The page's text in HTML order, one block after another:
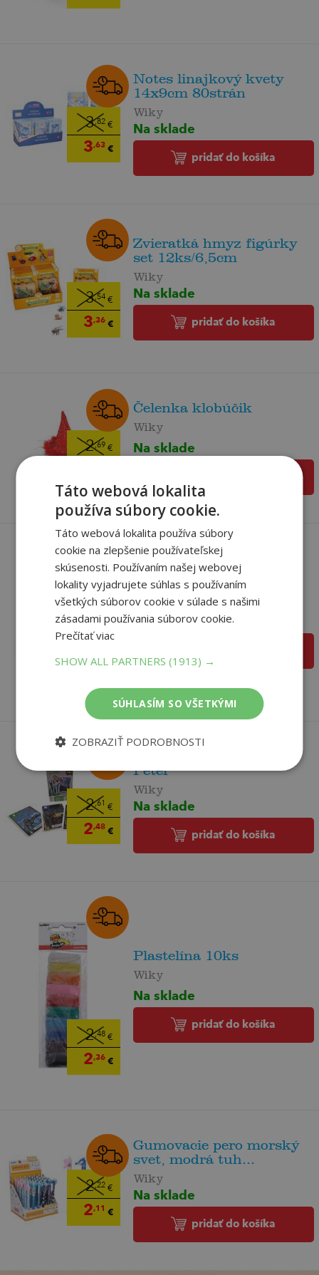
3,82€
3,63€
Notes linajkový kvety
14x9cm 80strán
Wiky
Na sklade
pridať do košíka
3,54€
3,36€
Zvieratká hmyz figúrky
set 12ks/6,5cm
Wiky
Na sklade
pridať do košíka
2,69 €
Čelenka klobúčik
Wiky
Na sklade
2 ,44
Gumička do vlasov
Wiky
Na sklade
2,61 €
2,48€
Peter
Wiky
Na sklade
pridať do košíka
2,48€
2,36€
Plastelína 10ks
Wiky
Na sklade
pridať do košíka
2,22€
2,11 €
Gumovacie pero morský
svet, modrá tuh...
Wiky
Na sklade
pridať do košíka
Táto webová lokalita
používa súbory cookie.
Táto webová lokalita používa súbory
cookie na zlepšenie používateľskej
skúsenosti. Používaním našej webovej
lokality vyjadrujete súhlas s používaním
všetkých súborov cookie v súlade s našimi
zásadami používania súborov cookie.
Prečítať viac
SHOW ALL PARTNERS(1913) →
SÚHLASÍM SO VŠETKÝMI
ZOBRAZIŤ PODROBNOSTI